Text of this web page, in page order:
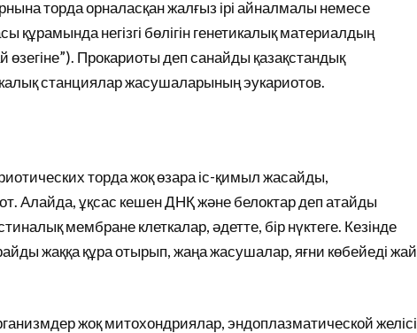
торда орналасқан жалғыз ірі айналмалы немесе
негізгі бөлігін генетикалық материалдың
Прокариоты деп санайды қазақстандық
станциялар жасушаларының эукариотов.
торда жоқ өзара іс-қимыл жасайды,
ұқсас кешен ДНҚ және белоктар деп атайды
мембране клеткалар, әдетте, бір нүктеге. Кезінде
жаққа құра отырып, жаңа жасушалар, яғни көбейеді жай
жоқ митохондриялар, эндоплазматической желісі